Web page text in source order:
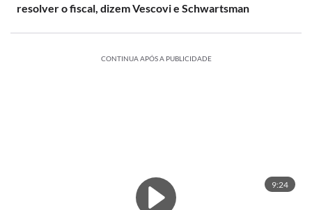
resolver o fiscal, dizem Vescovi e Schwartsman
CONTINUA APÓS A PUBLICIDADE
9:24